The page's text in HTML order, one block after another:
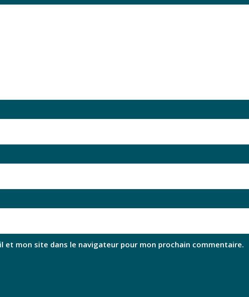
et mon site dans le navigateur pour mon prochain commentaire.